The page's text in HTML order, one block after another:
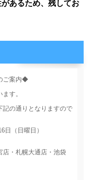
あるため、残してお